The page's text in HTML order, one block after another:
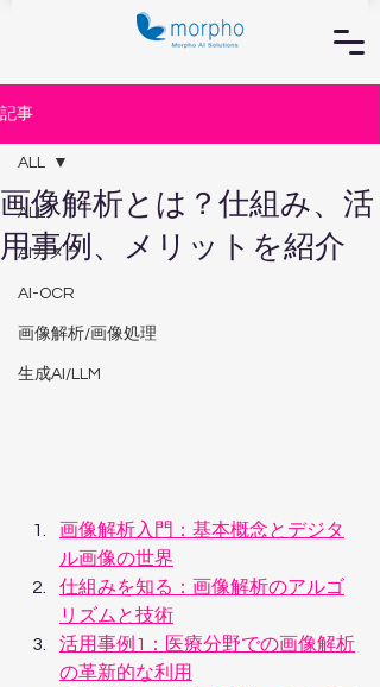
記事
ALL
AIカメラ
AI-OCR
画像解析/画像処理
生成AI/LLM
ALL
画像解析とは？仕組み、活
用事例、メリットを紹介
画像解析入門：基本概念とデジタ
ル画像の世界
仕組みを知る：画像解析のアルゴ
リズムと技術
活用事例1：医療分野での画像解析
の革新的な利用